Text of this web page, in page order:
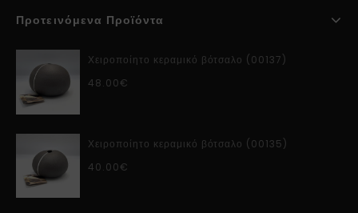
Προτεινόμενα Προϊόντα
Χειροποίητο κεραμικό βότσαλο (00137)
48.00€
Χειροποίητο κεραμικό βότσαλο (00135)
40.00€